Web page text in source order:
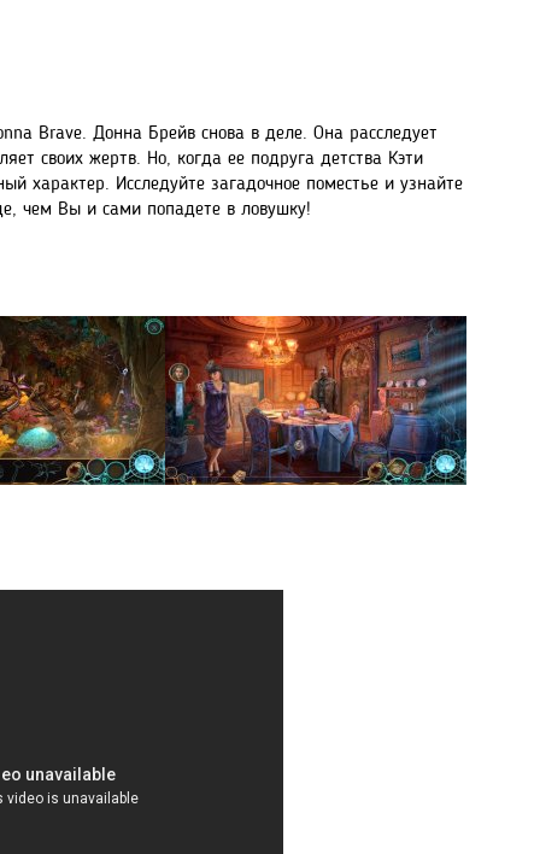
Brave. Донна Брейв снова в деле. Она расследует
своих жертв. Но, когда ее подруга детства Кэти
характер. Исследуйте загадочное поместье и узнайте
чем Вы и сами попадете в ловушку!